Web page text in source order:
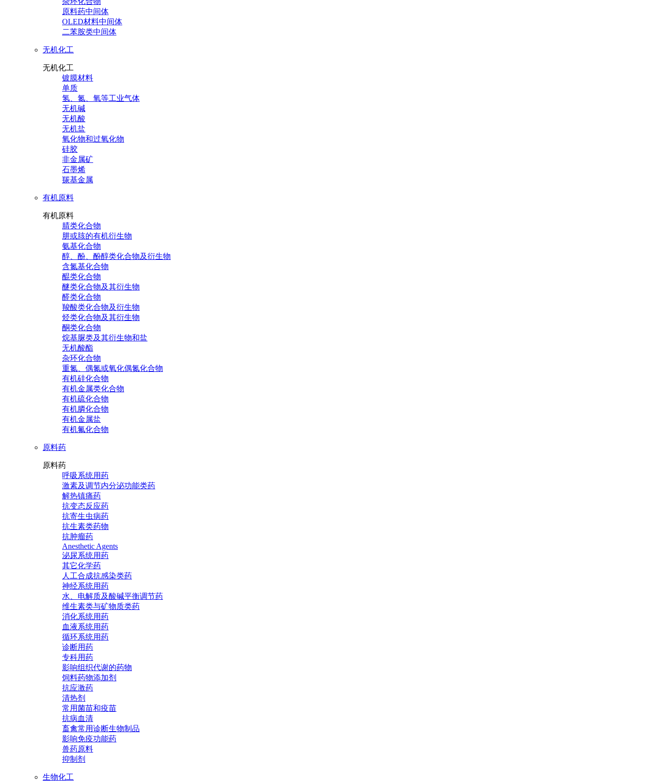
原料药中间体
OLED材料中间体
二苯胺类中间体
无机化工
无机化工
镀膜材料
单质
氢、氮、氧等工业气体
无机碱
无机酸
无机盐
氧化物和过氧化物
硅胶
非金属矿
石墨烯
羰基金属
有机原料
有机原料
腈类化合物
肼或胲的有机衍生物
氨基化合物
醇、酚、酚醇类化合物及衍生物
含氮基化合物
醌类化合物
醚类化合物及其衍生物
醛类化合物
羧酸类化合物及衍生物
烃类化合物及其衍生物
酮类化合物
烷基脲类及其衍生物和盐
无机酸酯
杂环化合物
重氮、偶氮或氧化偶氮化合物
有机硅化合物
有机金属类化合物
有机硫化合物
有机膦化合物
有机金属盐
有机氟化合物
原料药
原料药
呼吸系统用药
激素及调节内分泌功能类药
解热镇痛药
抗变态反应药
抗寄生虫病药
抗生素类药物
抗肿瘤药
Anesthetic Agents
泌尿系统用药
其它化学药
人工合成抗感染类药
神经系统用药
水、电解质及酸碱平衡调节药
维生素类与矿物质类药
消化系统用药
血液系统用药
循环系统用药
诊断用药
专科用药
影响组织代谢的药物
饲料药物添加剂
抗应激药
清热剂
常用菌苗和疫苗
抗病血清
畜禽常用诊断生物制品
影响免疫功能药
兽药原料
抑制剂
生物化工